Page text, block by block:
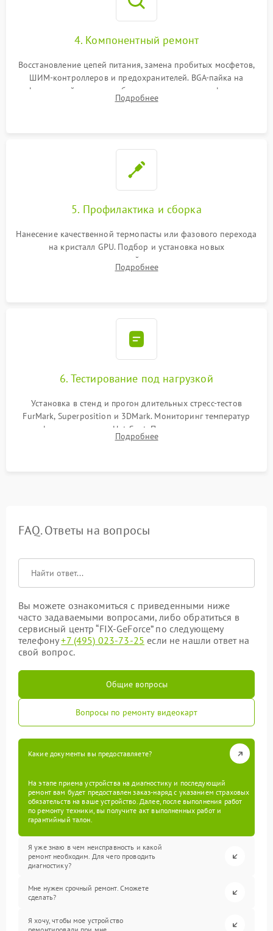
4. Компонентный ремонт
Восстановление цепей питания, замена пробитых мосфетов,
ШИМ-контроллеров и предохранителей. BGA-пайка на
инфракрасной станции реболлинг или замена графического
чипа и дефектной памяти GDDR. Прошивка BIOS
Подробнее
5. Профилактика и сборка
Нанесение качественной термопасты или фазового перехода
на кристалл GPU. Подбор и установка новых
термопрокладок правильной толщины на память и цепи
питания. Монтаж радиатора и бэкплейта, подключение и
Подробнее
6. Тестирование под нагрузкой
Установка в стенд и прогон длительных стресс-тестов
FurMark, Superposition и 3DMark. Мониторинг температур
графического чипа и Hot Spot. Проверка на отсутствие
артефактов изображения, вылетов драйвера и зависаний.
Подробнее
FAQ. Ответы на вопросы
Вы можете ознакомиться с приведенными ниже
часто задаваемыми вопросами, либо обратиться в
сервисный центр “FIX-GeForce” по следующему
телефону+7 (495) 023-73-25 если не нашли ответ на
свой вопрос.
Общие вопросы
Вопросы по ремонту видеокарт
Какие документы вы предоставляете?
На этапе приема устройства на диагностику и последующий
ремонт вам будет предоставлен заказ-наряд с указанием страховых
обязательств на ваше устройство. Далее, после выполнения работ
по ремонту техники, вы получите акт выполненных работ и
гарантийный талон.
Я уже знаю в чем неисправность и какой
ремонт необходим. Для чего проводить
диагностику?
Мне нужен срочный ремонт. Сможете
сделать?
Я хочу, чтобы мое устройство